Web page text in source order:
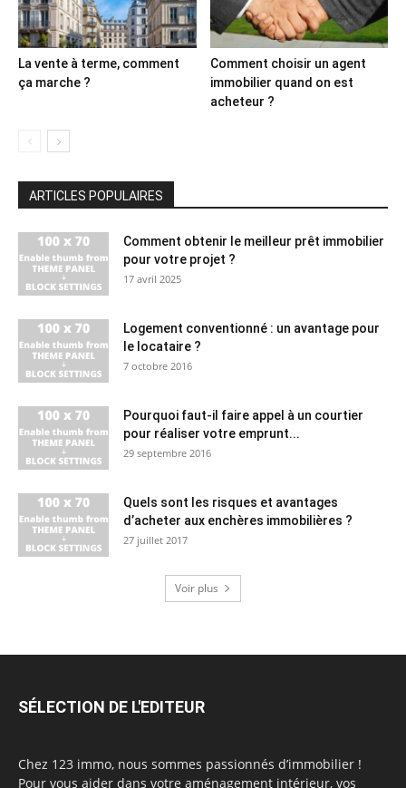
La vente à terme, comment
ça marche ?
Comment choisir un agent
immobilier quand on est
acheteur ?
ARTICLES POPULAIRES
Comment obtenir le meilleur prêt immobilier
pour votre projet ?
17 avril 2025
Logement conventionné : un avantage pour
le locataire ?
7 octobre 2016
Pourquoi faut-il faire appel à un courtier
pour réaliser votre emprunt...
29 septembre 2016
Quels sont les risques et avantages
d’acheter aux enchères immobilières ?
27 juillet 2017
Voir plus
SÉLECTION DE L'EDITEUR
Chez 123 immo, nous sommes passionnés d’immobilier !
Pour vous aider dans votre aménagement intérieur, vos